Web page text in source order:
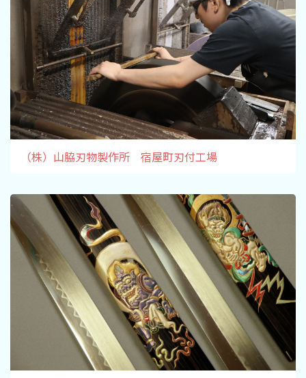
（株）山脇刃物製作所 宿屋町刃付工場